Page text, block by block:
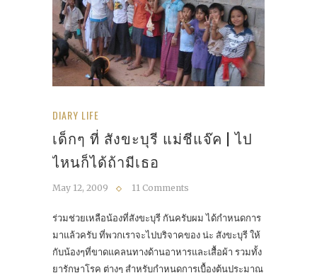
DIARY LIFE
เด็กๆ ที่ สังขะบุรี แม่ชีแจ๊ค | ไป
ไหนก็ได้ถ้ามีเธอ
May 12, 2009 11 Comments
ร่วมช่วยเหลือน้องที่สังขะบุรี กันครับผม ได้กำหนดการ
มาแล้วครับ ที่พวกเราจะไปบริจาคของ น่ะ สังขะบุรี ให้
กับน้องๆที่ขาดแคลนทางด้านอาหารและเสื้อผ้า รวมทั้ง
ยารักษาโรค ต่างๆ สำหรับกำหนดการเบื้องต้นประมาณ